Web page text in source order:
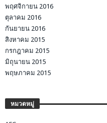
พฤศจิกายน 2016
ตุลาคม 2016
กันยายน 2016
สิงหาคม 2015
กรกฎาคม 2015
มิถุนายน 2015
พฤษภาคม 2015
หมวดหมู่